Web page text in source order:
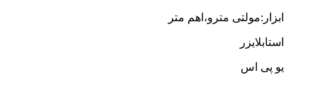
ابزار:مولتی مترو،اهم متر
استابلایزر
یو پی اس